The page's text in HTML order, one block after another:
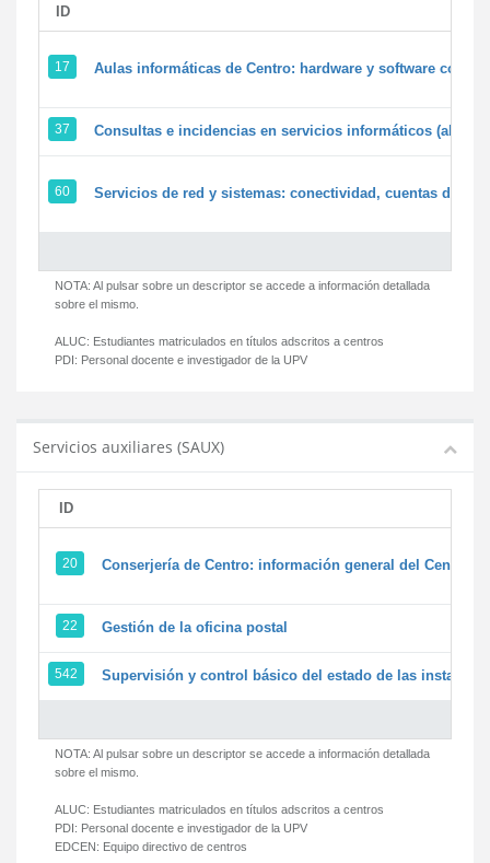
ID
17 Aulas informáticas de Centro: hardware y software
37 Consultas e incidencias en servicios informáticos
60 Servicios de red y sistemas: conectividad, cuentas de
NOTA: Al pulsar sobre un descriptor se accede a información detallada
sobre el mismo.
ALUC: Estudiantes matriculados en títulos adscritos a centros
PDI: Personal docente e investigador de la UPV
Servicios auxiliares (SAUX)
ID
20 Conserjería de Centro: información general del Centro y
22 Gestión de la oficina postal
542 Supervisión y control básico del estado de las
NOTA: Al pulsar sobre un descriptor se accede a información detallada
sobre el mismo.
ALUC: Estudiantes matriculados en títulos adscritos a centros
PDI: Personal docente e investigador de la UPV
EDCEN: Equipo directivo de centros